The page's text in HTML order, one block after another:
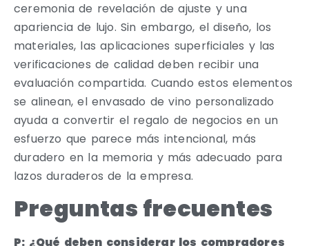
ceremonia de revelación de ajuste y una
apariencia de lujo. Sin embargo, el diseño, los
materiales, las aplicaciones superficiales y las
verificaciones de calidad deben recibir una
evaluación compartida. Cuando estos elementos
se alinean, el envasado de vino personalizado
ayuda a convertir el regalo de negocios en un
esfuerzo que parece más intencional, más
duradero en la memoria y más adecuado para
lazos duraderos de la empresa.
Preguntas frecuentes
P: ¿Qué deben considerar los compradores